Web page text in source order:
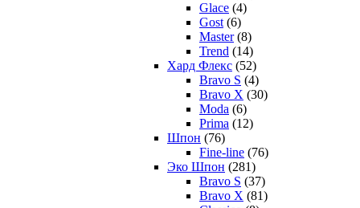
Glace (4)
Gost (6)
Master (8)
Trend (14)
Хард Флекс (52)
Bravo S (4)
Bravo X (30)
Moda (6)
Prima (12)
Шпон (76)
Fine-line (76)
Эко Шпон (281)
Bravo S (37)
Bravo X (81)